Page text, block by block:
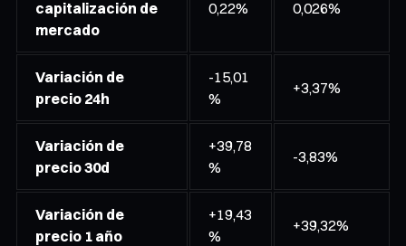
capitalización de
mercado
0,22% 0,026%
Variación de
precio 24h
-15,01
%
+3,37%
Variación de
precio 30d
+39,78
%
-3,83%
Variación de
precio 1 año
+19,43
%
+39,32%